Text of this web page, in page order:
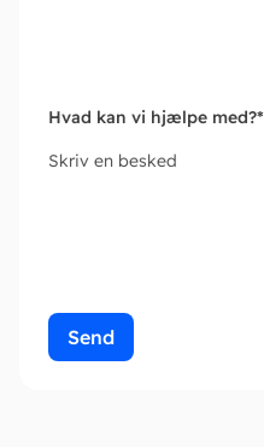
Hvad kan vi hjælpe med?*
Skriv en besked
Send